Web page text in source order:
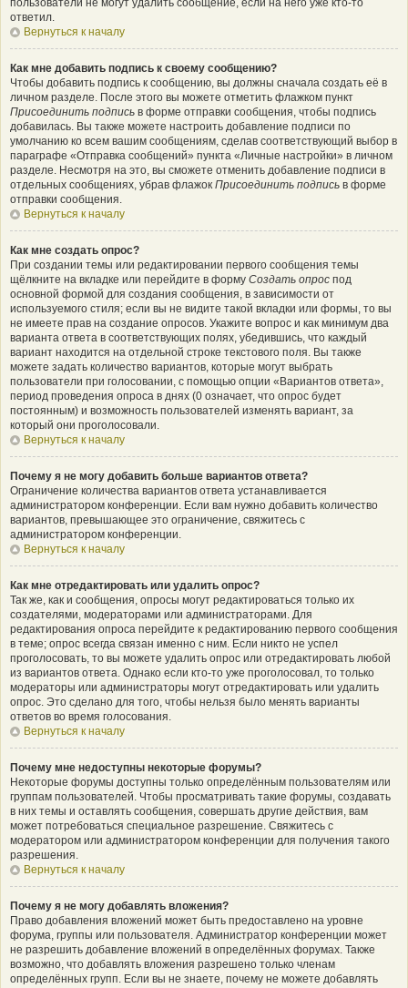
пользователи не могут удалить сообщение, если на него уже кто-то
ответил.
Вернуться к началу
Как мне добавить подпись к своему сообщению?
Чтобы добавить подпись к сообщению, вы должны сначала создать её в
личном разделе. После этого вы можете отметить флажком пункт
Присоединить подпись в форме отправки сообщения, чтобы подпись
добавилась. Вы также можете настроить добавление подписи по
умолчанию ко всем вашим сообщениям, сделав соответствующий выбор в
параграфе «Отправка сообщений» пункта «Личные настройки» в личном
разделе. Несмотря на это, вы сможете отменить добавление подписи в
отдельных сообщениях, убрав флажок Присоединить подпись в форме
отправки сообщения.
Вернуться к началу
Как мне создать опрос?
При создании темы или редактировании первого сообщения темы
щёлкните на вкладке или перейдите в форму Создать опрос под
основной формой для создания сообщения, в зависимости от
используемого стиля; если вы не видите такой вкладки или формы, то вы
не имеете прав на создание опросов. Укажите вопрос и как минимум два
варианта ответа в соответствующих полях, убедившись, что каждый
вариант находится на отдельной строке текстового поля. Вы также
можете задать количество вариантов, которые могут выбрать
пользователи при голосовании, с помощью опции «Вариантов ответа»,
период проведения опроса в днях (0 означает, что опрос будет
постоянным) и возможность пользователей изменять вариант, за
который они проголосовали.
Вернуться к началу
Почему я не могу добавить больше вариантов ответа?
Ограничение количества вариантов ответа устанавливается
администратором конференции. Если вам нужно добавить количество
вариантов, превышающее это ограничение, свяжитесь с
администратором конференции.
Вернуться к началу
Как мне отредактировать или удалить опрос?
Так же, как и сообщения, опросы могут редактироваться только их
создателями, модераторами или администраторами. Для
редактирования опроса перейдите к редактированию первого сообщения
в теме; опрос всегда связан именно с ним. Если никто не успел
проголосовать, то вы можете удалить опрос или отредактировать любой
из вариантов ответа. Однако если кто-то уже проголосовал, то только
модераторы или администраторы могут отредактировать или удалить
опрос. Это сделано для того, чтобы нельзя было менять варианты
ответов во время голосования.
Вернуться к началу
Почему мне недоступны некоторые форумы?
Некоторые форумы доступны только определённым пользователям или
группам пользователей. Чтобы просматривать такие форумы, создавать
в них темы и оставлять сообщения, совершать другие действия, вам
может потребоваться специальное разрешение. Свяжитесь с
модератором или администратором конференции для получения такого
разрешения.
Вернуться к началу
Почему я не могу добавлять вложения?
Право добавления вложений может быть предоставлено на уровне
форума, группы или пользователя. Администратор конференции может
не разрешить добавление вложений в определённых форумах. Также
возможно, что добавлять вложения разрешено только членам
определённых групп. Если вы не знаете, почему не можете добавлять